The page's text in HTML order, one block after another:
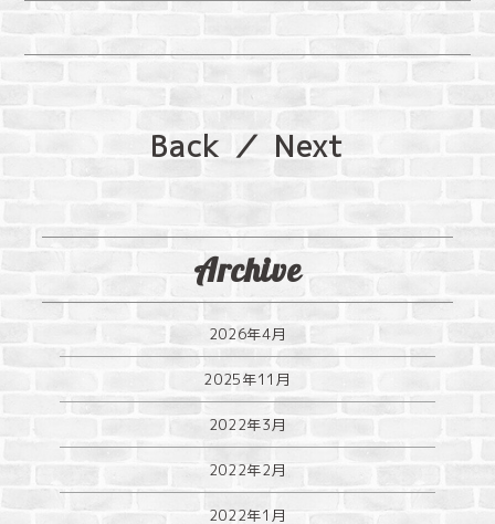
Back ／ Next
Archive
2026年4月
2025年11月
2022年3月
2022年2月
2022年1月